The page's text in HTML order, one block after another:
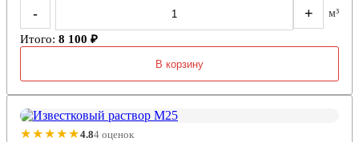
- + м³
Итого: 8 100 ₽
В корзину
★★★★★4.84 оценок